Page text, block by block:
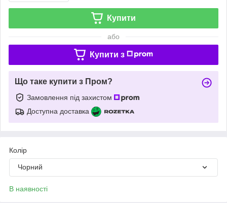
Купити
або
Купити з
Що таке купити з Пром?
Замовлення під захистом
Доступна доставка
Колір
Чорний
В наявності